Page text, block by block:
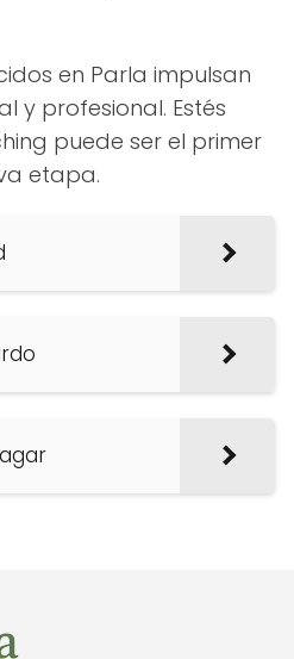
en Parla impulsan
y profesional. Estés
puede ser el primer
etapa.